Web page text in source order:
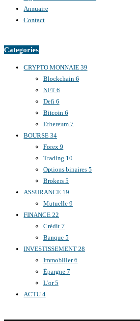
Annuaire
Contact
Categories
CRYPTO MONNAIE 39
Blockchain 6
NFT 6
Defi 6
Bitcoin 6
Ethereum 7
BOURSE 34
Forex 9
Trading 10
Options binaires 5
Brokers 5
ASSURANCE 19
Mutuelle 9
FINANCE 22
Crédit 7
Banque 5
INVESTISSEMENT 28
Immobilier6
Épargne 7
L'or5
ACTU 4